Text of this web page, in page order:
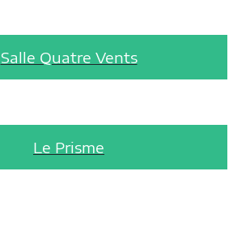
Salle Quatre Vents
Le Prisme